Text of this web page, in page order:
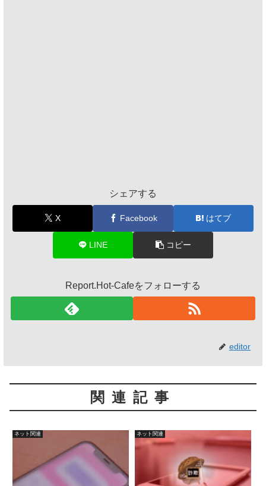
シェアする
X Facebook はてブ
LINE コピー
Report.Hot-Cafeをフォローする
editor
関連記事
ネット関連 ネット関連